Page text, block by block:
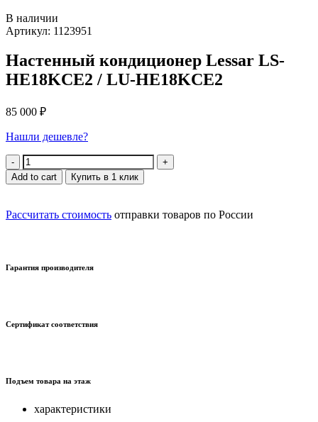
В наличии
Артикул: 1123951
Настенный кондиционер Lessar LS-
HE18KCE2 / LU-HE18KCE2
85 000 ₽
Нашли дешевле?
Quantity
Add to cart Купить в 1 клик
Рассчитать стоимость отправки товаров по России
Гарантия производителя
Сертификат соответствия
Подъем товара на этаж
характеристики